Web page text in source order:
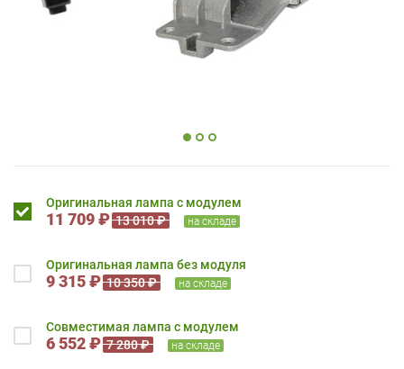
Оригинальная лампа с модулем
11 709 ₽ 13 010 ₽ на складе
Оригинальная лампа без модуля
9 315 ₽ 10 350 ₽ на складе
Совместимая лампа с модулем
6 552 ₽ 7 280 ₽ на складе